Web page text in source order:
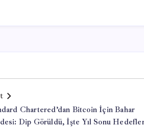
Chartered’dan Bitcoin İçin Bahar
Dip Görüldü, İşte Yıl Sonu